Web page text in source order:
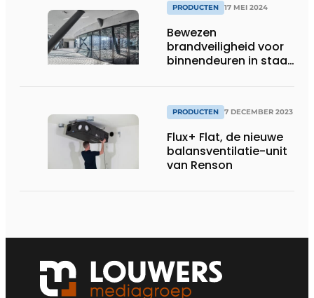
PRODUCTEN 17 MEI 2024
Bewezen
brandveiligheid voor
binnendeuren in staal
Architect@Work
Brussel
PRODUCTEN 7 DECEMBER 2023
Flux+ Flat, de nieuwe
balansventilatie-unit
van Renson